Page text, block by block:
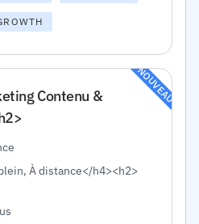
NOUVEAU
Contenu &
À distance</h4><h2>